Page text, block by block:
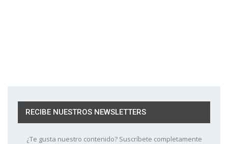
RECIBE NUESTROS NEWSLETTERS
¿Te gusta nuestro contenido? Suscríbete completamente